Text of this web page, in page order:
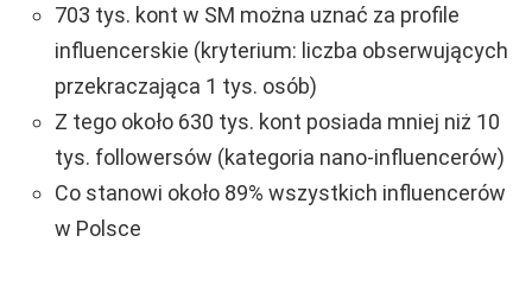
703 tys. kont w SM można uznać za profile
influencerskie (kryterium: liczba obserwujących
przekraczająca 1 tys. osób)
Z tego około 630 tys. kont posiada mniej niż 10
tys. followersów (kategoria nano-influencerów)
Co stanowi około 89% wszystkich influencerów
w Polsce